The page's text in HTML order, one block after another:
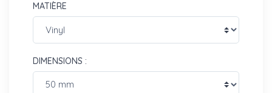
MATIÈRE
DIMENSIONS :